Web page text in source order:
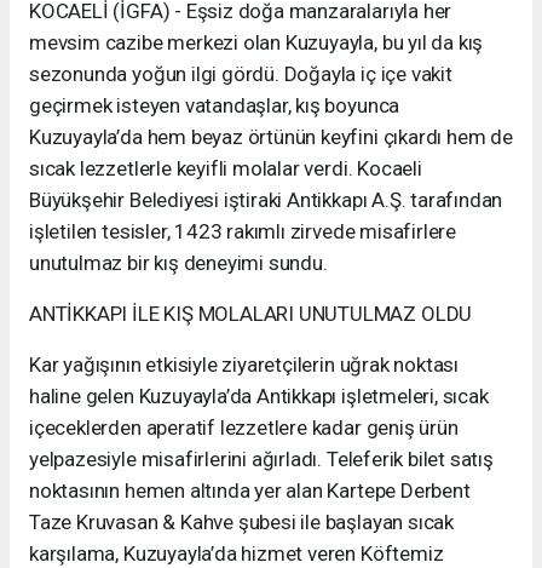
KOCAELİ (İGFA) - Eşsiz doğa manzaralarıyla her
mevsim cazibe merkezi olan Kuzuyayla, bu yıl da kış
sezonunda yoğun ilgi gördü. Doğayla iç içe vakit
geçirmek isteyen vatandaşlar, kış boyunca
Kuzuyayla’da hem beyaz örtünün keyfini çıkardı hem de
sıcak lezzetlerle keyifli molalar verdi. Kocaeli
Büyükşehir Belediyesi iştiraki Antikkapı A.Ş. tarafından
işletilen tesisler, 1423 rakımlı zirvede misafirlere
unutulmaz bir kış deneyimi sundu.
ANTİKKAPI İLE KIŞ MOLALARI UNUTULMAZ OLDU
Kar yağışının etkisiyle ziyaretçilerin uğrak noktası
haline gelen Kuzuyayla’da Antikkapı işletmeleri, sıcak
içeceklerden aperatif lezzetlere kadar geniş ürün
yelpazesiyle misafirlerini ağırladı. Teleferik bilet satış
noktasının hemen altında yer alan Kartepe Derbent
Taze Kruvasan & Kahve şubesi ile başlayan sıcak
karşılama, Kuzuyayla’da hizmet veren Köftemiz